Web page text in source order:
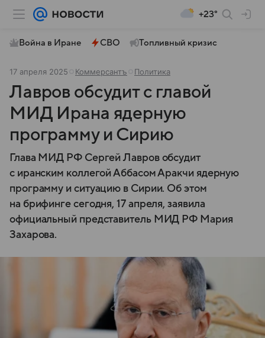
+23°
Война в Иране СВО Топливный кризис
17 апреля 2025 Коммерсантъ Политика
Лавров обсудит с главой
МИД Ирана ядерную
программу и Сирию
Глава МИД РФ Сергей Лавров обсудит
с иранским коллегой Аббасом Аракчи ядерную
программу и ситуацию в Сирии. Об этом
на брифинге сегодня, 17 апреля, заявила
официальный представитель МИД РФ Мария
Захарова.